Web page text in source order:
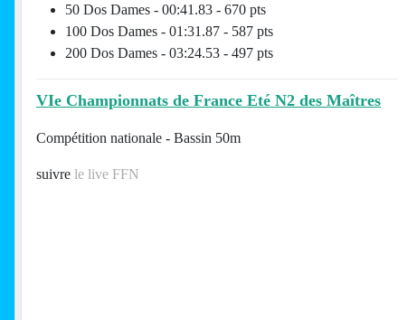
50 Dos Dames - 00:41.83 - 670 pts
100 Dos Dames - 01:31.87 - 587 pts
200 Dos Dames - 03:24.53 - 497 pts
VIe Championnats de France Eté N2 des Maîtres
Compétition nationale - Bassin 50m
suivre le live FFN